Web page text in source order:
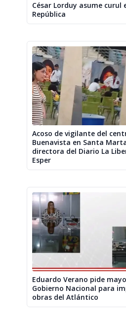
César Lorduy asume curul
República
Acoso de vigilante del
Buenavista en Santa
directora del Diario La
Esper
Eduardo Verano pide
Gobierno Nacional para
obras del Atlántico